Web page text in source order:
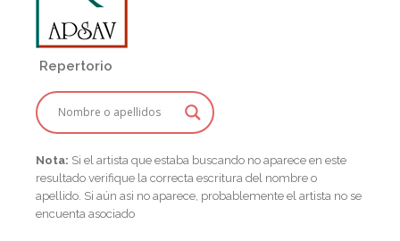
Repertorio
Nota: Si el artista que estaba buscando no aparece en este
resultado verifique la correcta escritura del nombre o
apellido. Si aún asi no aparece, probablemente el artista no se
encuenta asociado